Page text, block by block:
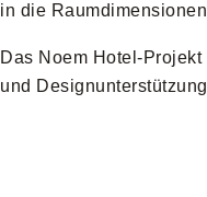
in die
Das Noem Hotel-
und